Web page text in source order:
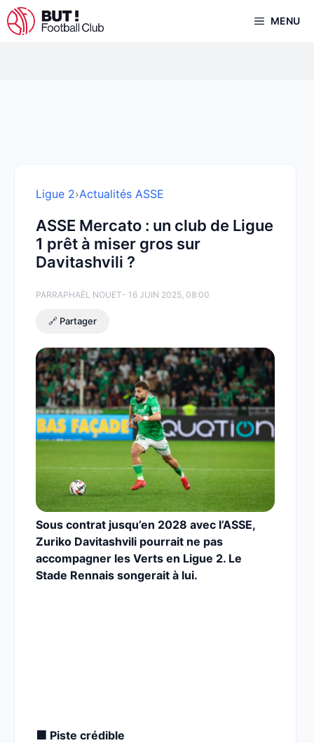
Aller
au
MENU
Ligue 2›Actualités ASSE
ASSE Mercato : un club de Ligue
1 prêt à miser gros sur
Davitashvili ?
PARRAPHAËL NOUET- 16 JUIN 2025, 08:00
🔗 Partager
Sous contrat jusqu’en 2028 avec l’ASSE,
Zuriko Davitashvili pourrait ne pas
accompagner les Verts en Ligue 2. Le
Stade Rennais songerait à lui.
🟧 Piste crédible